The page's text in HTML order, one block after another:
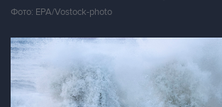
Фото: EPA/Vostock-photo